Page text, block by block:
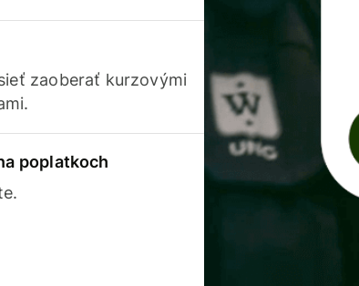
zaoberať kurzovými
poplatkoch